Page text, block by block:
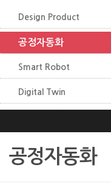
Design Product
공정자동화
Smart Robot
Digital Twin
공정자동화